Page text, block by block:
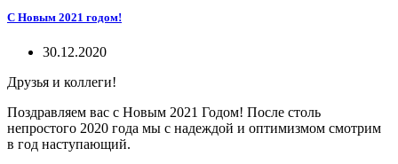
С Новым 2021 годом!
30.12.2020
Друзья и коллеги!
Поздравляем вас с Новым 2021 Годом! После столь
непростого 2020 года мы с надеждой и оптимизмом смотрим
в год наступающий.